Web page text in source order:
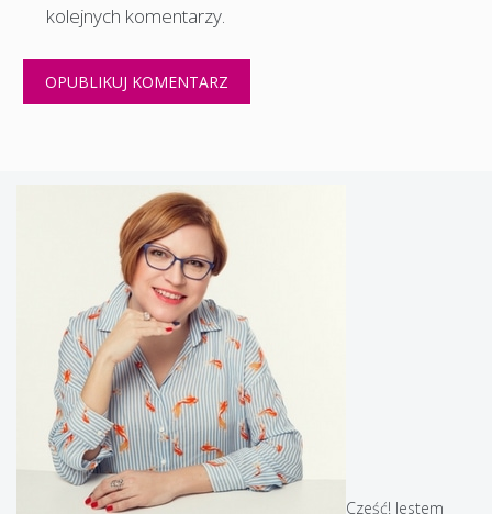
kolejnych komentarzy.
Cześć! Jestem